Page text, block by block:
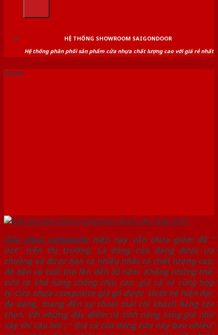
HỆ THỐNG SHOWROOM SAIGONDOOR
Hệ thống phân phối sản phẩm cửa nhựa chất lượng cao với giá rẻ nhất
Tin tức
Cửa nhựa composite hiện nay vẫn chưa giảm độ “
hot” trên thị trường. Là dòng cửa đang được ưa
chuộng và được bán ra nhiều nhất có chất lượng cao,
độ bền và tuổi thọ lên đến 30 năm. Không những thế,
cửa có khả năng chống chịu cao, giá cả vô cùng hợp
lý. Cửa nhựa composite giả gỗ được thiết kế hiện đại,
đa dạng, mang đến sự thoải mái chi khách hàng lựa
chọn. Với những đặc điểm và tính năng sáng giá như
vậy thì câu hỏi : “ Giá cả của dòng cửa này bao nhiêu”